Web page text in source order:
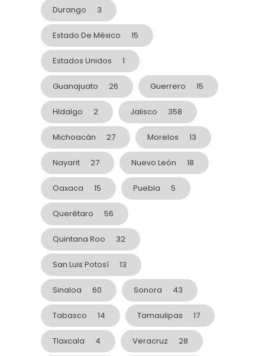
Durango 3
Estado De México 15
Estados Unidos 1
Guanajuato 26 Guerrero 15
HIdalgo 2 Jalisco 358
Michoacán 27 Morelos 13
Nayarit 27 Nuevo León 18
Oaxaca 15 Puebla 5
Querétaro 56
Quintana Roo 32
San Luis Potosí 13
Sinaloa 60 Sonora 43
Tabasco 14 Tamaulipas 17
Tlaxcala 4 Veracruz 28